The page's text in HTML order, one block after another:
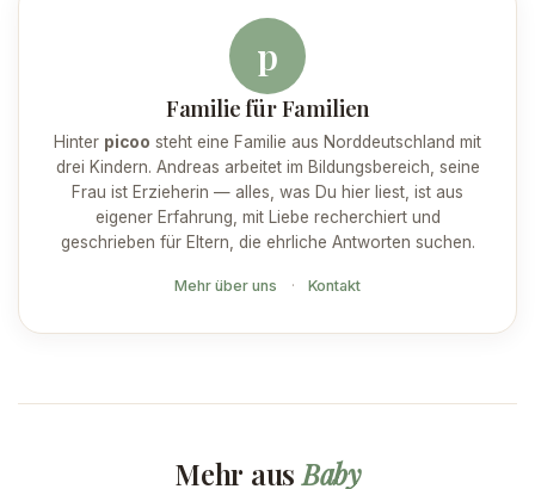
p
Familie für Familien
Hinter picoo steht eine Familie aus Norddeutschland mit
drei Kindern. Andreas arbeitet im Bildungsbereich, seine
Frau ist Erzieherin — alles, was Du hier liest, ist aus
eigener Erfahrung, mit Liebe recherchiert und
geschrieben für Eltern, die ehrliche Antworten suchen.
Mehr über uns · Kontakt
Mehr ausBaby